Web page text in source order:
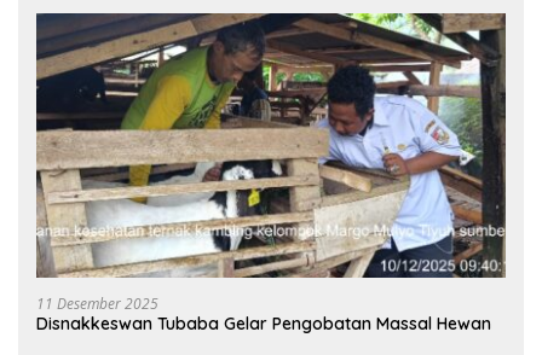
11 Desember 2025
Disnakkeswan Tubaba Gelar Pengobatan Massal Hewan